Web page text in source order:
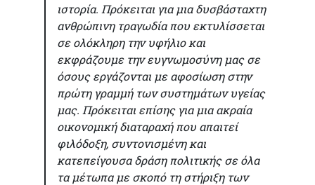
ιστορία. Πρόκειται για μια δυσβάσταχτη
ανθρώπινη τραγωδία που εκτυλίσσεται
σε ολόκληρη την υφήλιο και
εκφράζουμε την ευγνωμοσύνη μας σε
όσους εργάζονται με αφοσίωση στην
πρώτη γραμμή των συστημάτων υγείας
μας. Πρόκειται επίσης για μια ακραία
οικονομική διαταραχή που απαιτεί
φιλόδοξη, συντονισμένη και
κατεπείγουσα δράση πολιτικής σε όλα
τα μέτωπα με σκοπό τη στήριξη των